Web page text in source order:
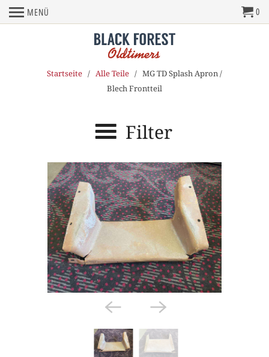
MENÜ 0
Startseite / Alle Teile / MG TD Splash Apron /
Blech Frontteil
Filter